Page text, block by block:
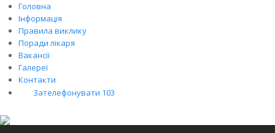
Головна
Інформація
Правила виклику
Поради лікаря
Вакансії
Галереї
Контакти
Зателефонувати 103